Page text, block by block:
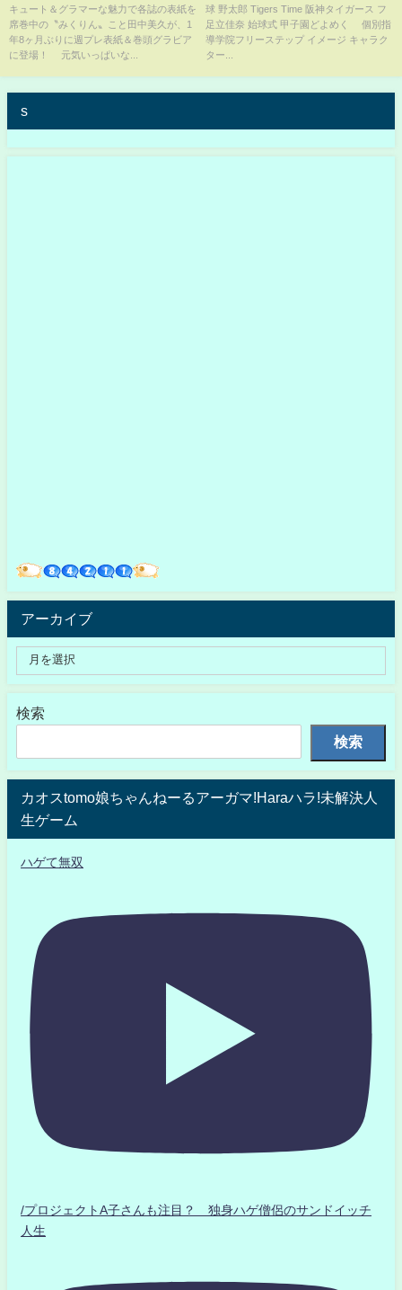
躍する〝みくりん〟が週プレ表
紙に登場！ Miku Tanaka
キュート＆グラマーな魅力で各誌の表紙を
席巻中の〝みくりん〟こと田中美久が、1
年8ヶ月ぶりに週プレ表紙＆巻頭グラビア
に登場！ 元気いっぱいな...
どよめかす』 阪神 横浜DeNA戦
甲子園始球式 2018年5月3日甲子
園球場
球 野太郎 Tigers Time 阪神タイガース フ
足立佳奈 始球式 甲子園どよめく 個別指
導学院フリーステップ イメージ キャラク
ター...
s
アーカイブ
検索
検索
カオスtomo娘ちゃんねーるアーガマ!Haraハラ!未解決人
生ゲーム
ハゲて無双
/プロジェクトA子さんも注目？ 独身ハゲ僧侶のサンドイッチ
人生